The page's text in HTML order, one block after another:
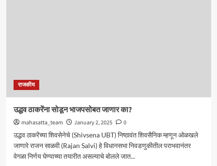
राजकीय
उद्धव ठाकरेंना सोडून भाजपसोबत जाणार का?
mahasatta_team January 2, 2025
0
उद्धव ठाकरेंच्या शिवसेनेचे (Shivsena UBT) निष्ठावंत शिवसैनिक म्हणून ओळखले
जाणारे राजन साळवी (Rajan Salvi) हे विधानसभा निवडणुकीतील पराभवानंतर
वेगळा निर्णय घेण्याच्या तयारीत असल्याचे बोलले जात...